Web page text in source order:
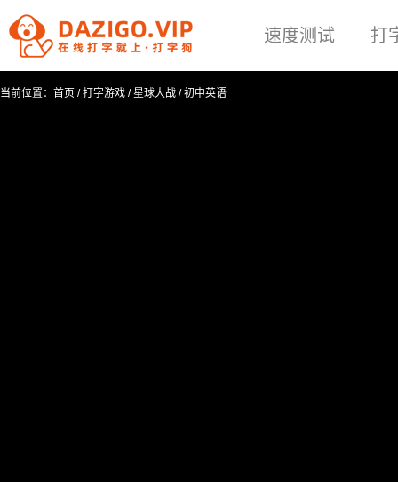
速度测试 打
当前位置： 首页 /打字游戏 /星球大战 /初中英语